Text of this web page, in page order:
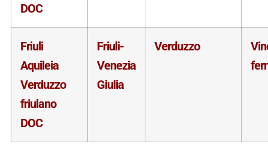
DOC
Friuli
Aquileia
Verduzzo
friulano
DOC
Friuli-
Venezia
Giulia
Verduzzo